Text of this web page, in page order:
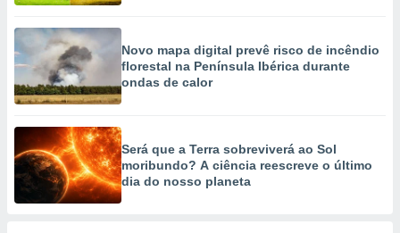
Novo mapa digital prevê risco de incêndio
florestal na Península Ibérica durante
ondas de calor
Será que a Terra sobreviverá ao Sol
moribundo? A ciência reescreve o último
dia do nosso planeta